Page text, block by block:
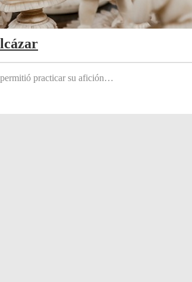
practicar su afición…